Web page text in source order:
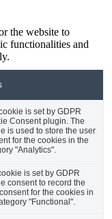
the website to
functionalities and
is set by GDPR
Consent plugin. The
is used to store the user
for the cookies in the
"Analytics".
is set by GDPR
consent to record the
for the cookies in
"Functional".